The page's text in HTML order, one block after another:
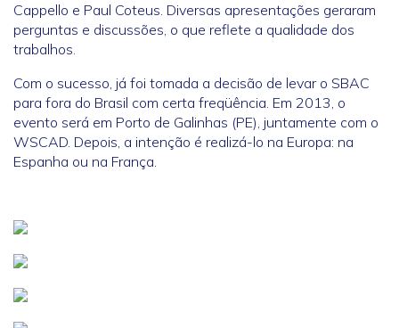
Cappello e Paul Coteus. Diversas apresentações geraram
perguntas e discussões, o que reflete a qualidade dos
trabalhos.
Com o sucesso, já foi tomada a decisão de levar o SBAC
para fora do Brasil com certa freqüência. Em 2013, o
evento será em Porto de Galinhas (PE), juntamente com o
WSCAD. Depois, a intenção é realizá-lo na Europa: na
Espanha ou na França.